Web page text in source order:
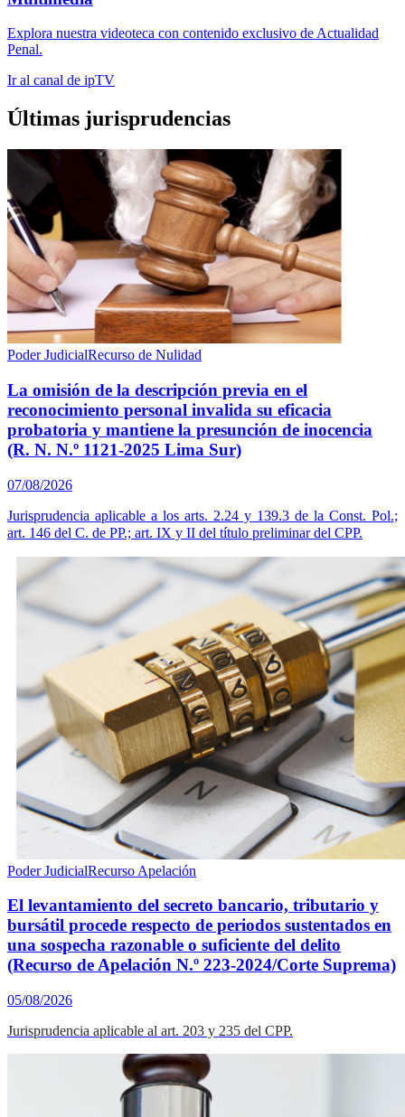
Explora nuestra videoteca con contenido exclusivo de Actualidad
Penal.
Ir al canal de ipTV
Últimas jurisprudencias
Poder JudicialRecurso de Nulidad
La omisión de la descripción previa en el
reconocimiento personal invalida su eficacia
probatoria y mantiene la presunción de inocencia
(R. N. N.º 1121-2025 Lima Sur)
07/08/2026
Jurisprudencia aplicable a los arts. 2.24 y 139.3 de la Const. Pol.;
art. 146 del C. de PP.; art. IX y II del título preliminar del CPP.
Poder JudicialRecurso Apelación
El levantamiento del secreto bancario, tributario y
bursátil procede respecto de periodos sustentados en
una sospecha razonable o suficiente del delito
(Recurso de Apelación N.º 223-2024/Corte Suprema)
05/08/2026
Jurisprudencia aplicable al art. 203 y 235 del CPP.